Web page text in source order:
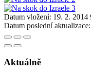
Datum vložení: 19. 2. 2014
Datum poslední aktualizace:
Aktuálně